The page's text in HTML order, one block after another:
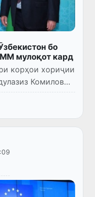
бо
мулоқот кард
корҳои хориҷии
Комилов
оид ба
ва ҳифзи